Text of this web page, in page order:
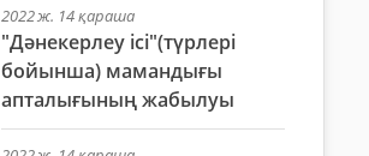
2022 ж. 14 қараша
"Дәнекерлеу ісі"(түрлері
бойынша) мамандығы
апталығының жабылуы